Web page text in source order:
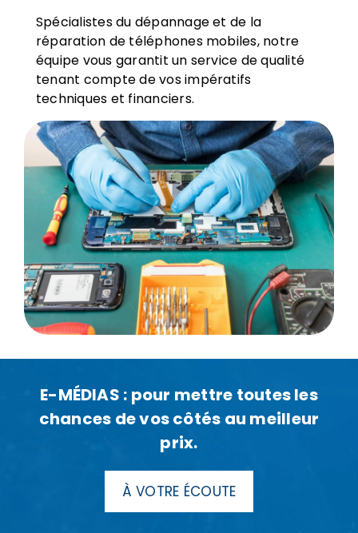
Spécialistes du dépannage et de la
réparation de téléphones mobiles, notre
équipe vous garantit un service de qualité
tenant compte de vos impératifs
techniques et financiers.
E-MÉDIAS : pour mettre toutes les
chances de vos côtés au meilleur
prix.
À VOTRE ÉCOUTE